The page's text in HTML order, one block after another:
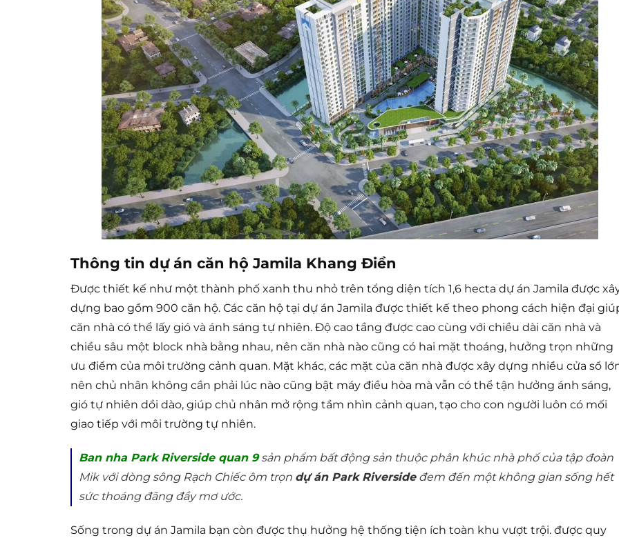
Thông tin dự án căn hộ Jamila Khang Điền
Được thiết kế như một thành phố xanh thu nhỏ trên tổng diện tích 1,6 hecta dự án Jamila được
dựng bao gồm 900 căn hộ. Các căn hộ tại dự án Jamila được thiết kế theo phong cách hiện đại
căn nhà có thể lấy gió và ánh sáng tự nhiên. Độ cao tầng được cao cùng với chiều dài căn nhà và
chiều sâu một block nhà bằng nhau, nên căn nhà nào cũng có hai mặt thoáng, hưởng trọn những
ưu điểm của môi trường cảnh quan. Mặt khác, các mặt của căn nhà được xây dựng nhiều cửa sổ
nên chủ nhân không cần phải lúc nào cũng bật máy điều hòa mà vẫn có thể tận hưởng ánh sáng,
gió tự nhiên dồi dào, giúp chủ nhân mở rộng tầm nhìn cảnh quan, tạo cho con người luôn có mối
giao tiếp với môi trường tự nhiên.
Ban nha Park Riverside quan 9sản phẩm bất động sản thuộc phân khúc nhà phố của tập đoàn
Mik với dòng sông Rạch Chiếc ôm trọn dự án Park Riversideđem đến một không gian sống hết
sức thoáng đãng đầy mơ ước.
Sống trong dự án Jamila bạn còn được thụ hưởng hệ thống tiện ích toàn khu vượt trội. được quy